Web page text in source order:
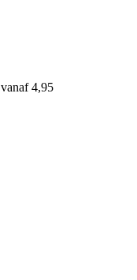
vanaf 4,95